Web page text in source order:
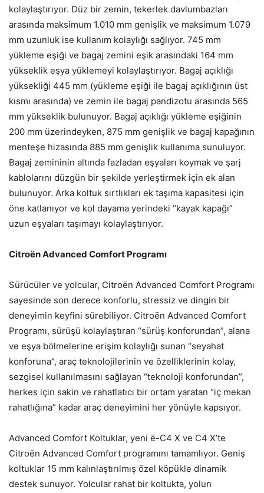
kolaylaştırıyor. Düz bir zemin, tekerlek davlumbazları
arasında maksimum 1.010 mm genişlik ve maksimum 1.079
mm uzunluk ise kullanım kolaylığı sağlıyor. 745 mm
yükleme eşiği ve bagaj zemini eşik arasındaki 164 mm
yükseklik eşya yüklemeyi kolaylaştırıyor. Bagaj açıklığı
yüksekliği 445 mm (yükleme eşiği ile bagaj açıklığının üst
kısmı arasında) ve zemin ile bagaj pandizotu arasında 565
mm yükseklik bulunuyor. Bagaj açıklığı yükleme eşiğinin
200 mm üzerindeyken, 875 mm genişlik ve bagaj kapağının
menteşe hizasında 885 mm genişlik kullanıma sunuluyor.
Bagaj zemininin altında fazladan eşyaları koymak ve şarj
kablolarını düzgün bir şekilde yerleştirmek için ek alan
bulunuyor. Arka koltuk sırtlıkları ek taşıma kapasitesi için
öne katlanıyor ve kol dayama yerindeki “kayak kapağı”
uzun eşyaları taşımayı kolaylaştırıyor.
Citroën Advanced Comfort Programı
Sürücüler ve yolcular, Citroën Advanced Comfort Programı
sayesinde son derece konforlu, stressiz ve dingin bir
deneyimin keyfini sürebiliyor. Citroën Advanced Comfort
Programı, sürüşü kolaylaştıran “sürüş konforundan”, alana
ve eşya bölmelerine erişim kolaylığı sunan “seyahat
konforuna”, araç teknolojilerinin ve özelliklerinin kolay,
sezgisel kullanılmasını sağlayan “teknoloji konforundan”,
herkes için sakin ve rahatlatıcı bir ortam yaratan “iç mekan
rahatlığına” kadar araç deneyimini her yönüyle kapsıyor.
Advanced Comfort Koltuklar, yeni ë-C4 X ve C4 X’te
Citroën Advanced Comfort programını tamamlıyor. Geniş
koltuklar 15 mm kalınlaştırılmış özel köpükle dinamik
destek sunuyor. Yolcular rahat bir koltukta, yolun